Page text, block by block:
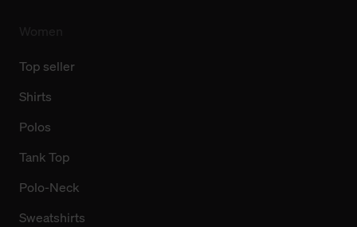
Top seller
Shirts
Polos
Tank Top
Polo-Neck
Sweatshirts